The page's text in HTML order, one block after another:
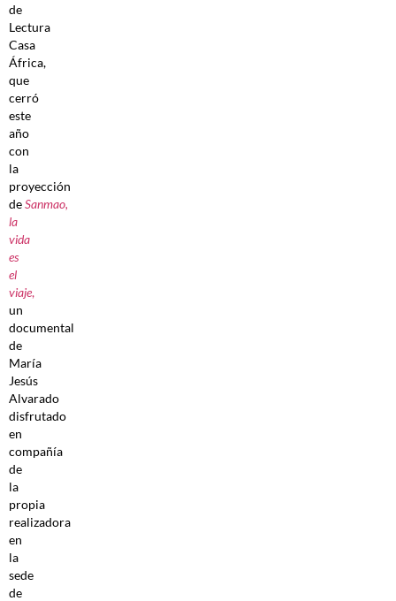
de
Lectura
Casa
África,
que
cerró
este
año
con
la
proyección
deSanmao,
la
vida
es
el
viaje,
un
documental
de
María
Jesús
Alvarado
disfrutado
en
compañía
de
la
propia
realizadora
en
la
sede
de